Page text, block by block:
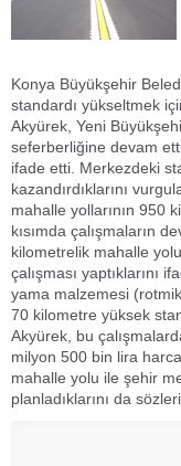
Konya Büyükşehir
standardı yükseltmek
Akyürek, Yeni
seferberliğine devam
ifade etti. Merkezdeki
kazandırdıklarını
mahalle yollarının 950
kısımda çalışmaların
kilometrelik mahalle
çalışması yaptıklarını
yama malzemesi
70 kilometre yüksek
Akyürek, bu
milyon 500 bin lira
mahalle yolu ile şehir
planladıklarını da